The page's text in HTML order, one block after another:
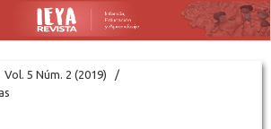
Vol. 5 Núm. 2 (2019)
/